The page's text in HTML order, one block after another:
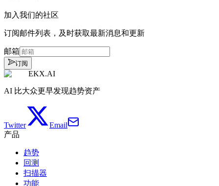
加入我们的社区
订阅邮件列表，及时获取最新消息和更新
邮箱
订阅
EKX.AI
AI 比大众更早发现趋势资产
Twitter
Email
产品
趋势
回测
扫描器
功能